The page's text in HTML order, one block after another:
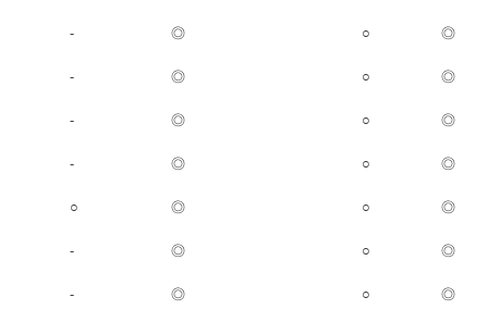
- ◎ ○ ◎
- ◎ ○ ◎
- ◎ ○ ◎
- ◎ ○ ◎
○ ◎ ○ ◎
- ◎ ○ ◎
- ◎ ○ ◎